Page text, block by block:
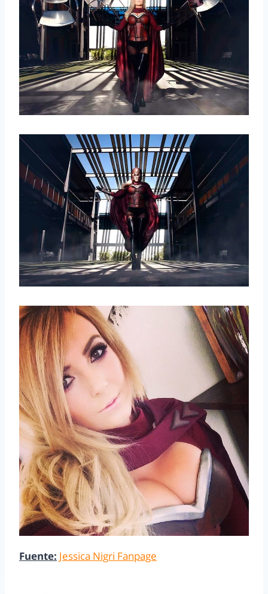
Fuente: Jessica Nigri Fanpage